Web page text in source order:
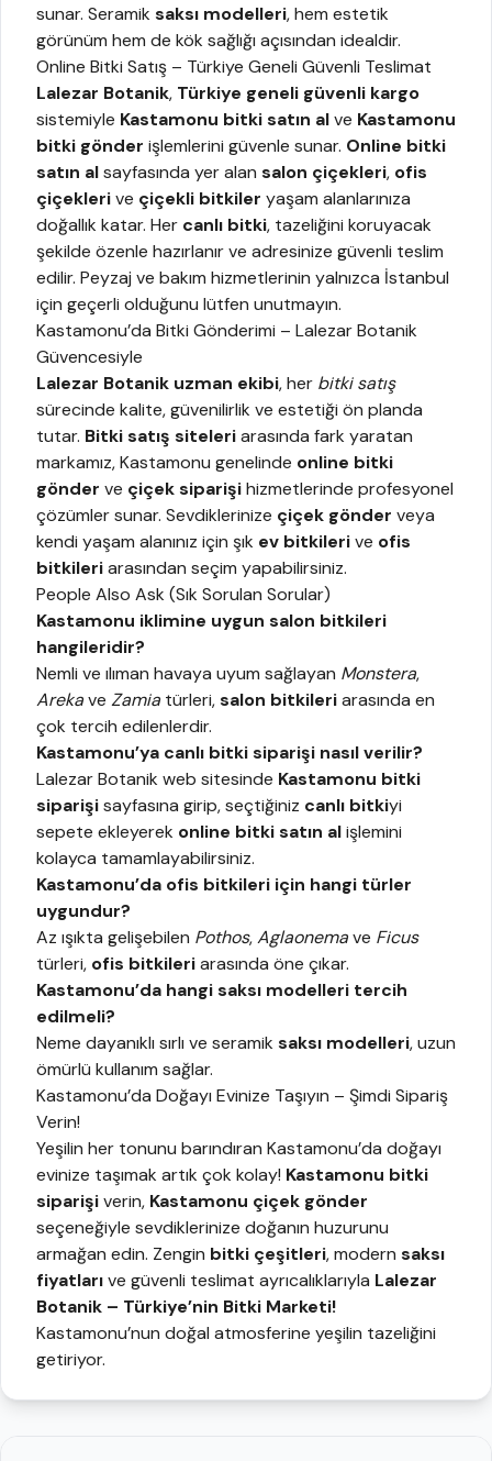
sunar. Seramik saksı modelleri, hem estetik
görünüm hem de kök sağlığı açısından idealdir.
Online Bitki Satış – Türkiye Geneli Güvenli Teslimat
Lalezar Botanik, Türkiye geneli güvenli kargo
sistemiyle Kastamonu bitki satın alve Kastamonu
bitki gönder işlemlerini güvenle sunar. Online bitki
satın alsayfasında yer alan salon çiçekleri, ofis
çiçeklerive çiçekli bitkiler yaşam alanlarınıza
doğallık katar. Her canlı bitki, tazeliğini koruyacak
şekilde özenle hazırlanır ve adresinize güvenli teslim
edilir. Peyzaj ve bakım hizmetlerinin yalnızca İstanbul
için geçerli olduğunu lütfen unutmayın.
Kastamonu’da Bitki Gönderimi – Lalezar Botanik
Güvencesiyle
Lalezar Botanik uzman ekibi, her bitki satış
sürecinde kalite, güvenilirlik ve estetiği ön planda
tutar. Bitki satış siteleriarasında fark yaratan
markamız, Kastamonu genelinde online bitki
gönder ve çiçek siparişihizmetlerinde profesyonel
çözümler sunar. Sevdiklerinize çiçek gönder veya
kendi yaşam alanınız için şık ev bitkilerive ofis
bitkileriarasından seçim yapabilirsiniz.
People Also Ask (Sık Sorulan Sorular)
Kastamonu iklimine uygun salon bitkileri
hangileridir?
Nemli ve ılıman havaya uyum sağlayan Monstera,
Arekave Zamia türleri,salon bitkileriarasında en
çok tercih edilenlerdir.
Kastamonu’ya canlı bitki siparişi nasıl verilir?
Lalezar Botanik web sitesinde Kastamonu bitki
siparişisayfasına girip, seçtiğiniz canlı bitkiyi
sepete ekleyerek online bitki satın alişlemini
kolayca tamamlayabilirsiniz.
Kastamonu’da ofis bitkileri için hangi türler
uygundur?
Az ışıkta gelişebilen Pothos,Aglaonemave Ficus
türleri, ofis bitkileriarasında öne çıkar.
Kastamonu’da hangi saksı modelleri tercih
edilmeli?
Neme dayanıklı sırlı ve seramik saksı modelleri, uzun
ömürlü kullanım sağlar.
Kastamonu’da Doğayı Evinize Taşıyın – Şimdi Sipariş
Verin!
Yeşilin her tonunu barındıran Kastamonu’da doğayı
evinize taşımak artık çok kolay! Kastamonu bitki
siparişiverin, Kastamonu çiçek gönder
seçeneğiyle sevdiklerinize doğanın huzurunu
armağan edin. Zengin bitki çeşitleri, modern saksı
fiyatlarıve güvenli teslimat ayrıcalıklarıyla Lalezar
Botanik – Türkiye’nin Bitki Marketi!
Kastamonu’nun doğal atmosferine yeşilin tazeliğini
getiriyor.